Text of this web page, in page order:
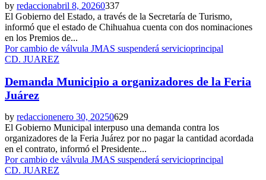
by redaccionabril 8, 20260337
El Gobierno del Estado, a través de la Secretaría de Turismo,
informó que el estado de Chihuahua cuenta con dos nominaciones
en los Premios de...
Por cambio de válvula JMAS suspenderá servicioprincipal
CD. JUAREZ
Demanda Municipio a organizadores de la Feria
Juárez
by redaccionenero 30, 20250629
El Gobierno Municipal interpuso una demanda contra los
organizadores de la Feria Juárez por no pagar la cantidad acordada
en el contrato, informó el Presidente...
Por cambio de válvula JMAS suspenderá servicioprincipal
CD. JUAREZ